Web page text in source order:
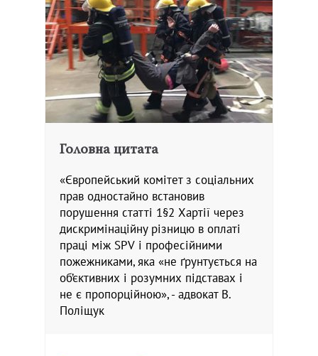
Головна цитата
«Європейський комітет з соціальних
прав одностайно встановив
порушення статті 1§2 Хартії через
дискримінаційну різницю в оплаті
праці між SPV і професійними
пожежниками, яка «не ґрунтується на
об’єктивних і розумних підставах і
не є пропорційною», - адвокат В.
Поліщук